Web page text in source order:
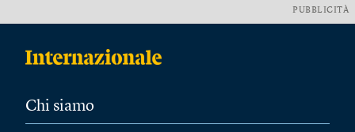
PUBBLICITÀ
Chi siamo